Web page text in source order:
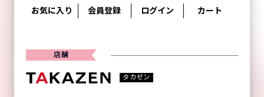
お気に入り 会員登録 ログイン カート
店舗
タカゼン